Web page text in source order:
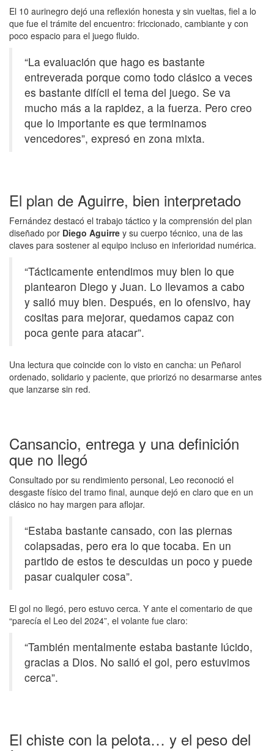
El 10 aurinegro dejó una reflexión honesta y sin vueltas, fiel a lo
que fue el trámite del encuentro: friccionado, cambiante y con
poco espacio para el juego fluido.
“La evaluación que hago es bastante
entreverada porque como todo clásico a veces
es bastante difícil el tema del juego. Se va
mucho más a la rapidez, a la fuerza. Pero creo
que lo importante es que terminamos
vencedores”, expresó en zona mixta.
El plan de Aguirre, bien interpretado
Fernández destacó el trabajo táctico y la comprensión del plan
diseñado por Diego Aguirre y su cuerpo técnico, una de las
claves para sostener al equipo incluso en inferioridad numérica.
“Tácticamente entendimos muy bien lo que
plantearon Diego y Juan. Lo llevamos a cabo
y salió muy bien. Después, en lo ofensivo, hay
cositas para mejorar, quedamos capaz con
poca gente para atacar”.
Una lectura que coincide con lo visto en cancha: un Peñarol
ordenado, solidario y paciente, que priorizó no desarmarse antes
que lanzarse sin red.
Cansancio, entrega y una definición
que no llegó
Consultado por su rendimiento personal, Leo reconoció el
desgaste físico del tramo final, aunque dejó en claro que en un
clásico no hay margen para aflojar.
“Estaba bastante cansado, con las piernas
colapsadas, pero era lo que tocaba. En un
partido de estos te descuidas un poco y puede
pasar cualquier cosa”.
El gol no llegó, pero estuvo cerca. Y ante el comentario de que
“parecía el Leo del 2024”, el volante fue claro:
“También mentalmente estaba bastante lúcido,
gracias a Dios. No salió el gol, pero estuvimos
cerca”.
El chiste con la pelota… y el peso del